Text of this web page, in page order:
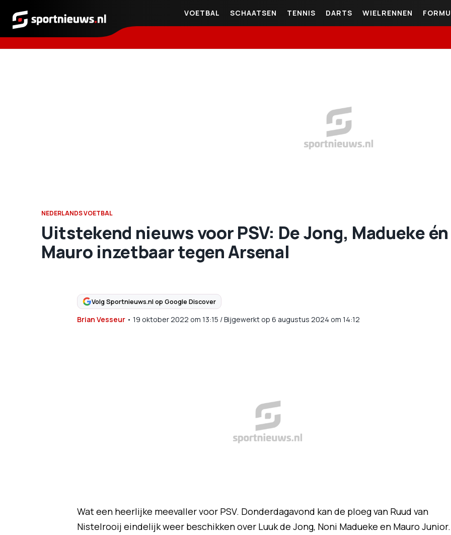
Sportnieuws.nl
VOETBAL SCHAATSEN TENNIS DARTS WIELRENNEN
NEDERLANDS VOETBAL
Uitstekend nieuws voor PSV: De Jong, Madueke én
Mauro inzetbaar tegen Arsenal
Volg Sportnieuws.nl op Google Discover
Brian Vesseur• 19 oktober 2022 om 13:15 /Bijgewerkt op 6 augustus 2024 om 14:12
Wat een heerlijke meevaller voor PSV. Donderdagavond kan de ploeg van Ruud van
Nistelrooij eindelijk weer beschikken over Luuk de Jong, Noni Madueke en Mauro Junior.